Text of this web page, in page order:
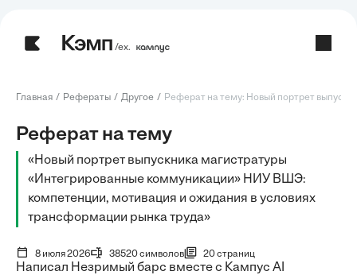
/ех.
Главная Рефераты Другое Реферат на тему: Новый портрет
Реферат на тему
«Новый портрет выпускника магистратуры
«Интегрированные коммуникации» НИУ ВШЭ:
компетенции, мотивация и ожидания в условиях
трансформации рынка труда»
8 июля 2026 38520 символов 20 страниц
Написал Незримый барс вместе с Кампус AI